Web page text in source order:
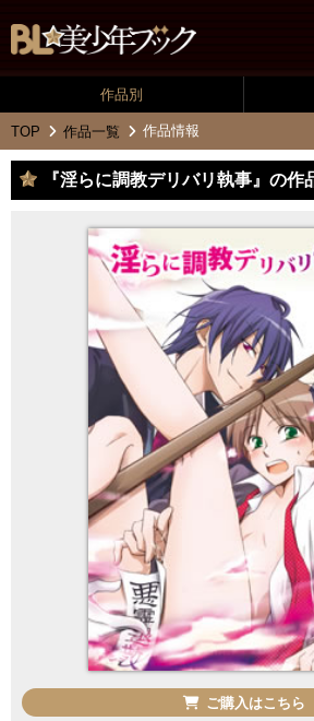
作品別
TOP 作品一覧 作品情報
『淫らに調教デリバリ執事』の作
ご購入はこちら